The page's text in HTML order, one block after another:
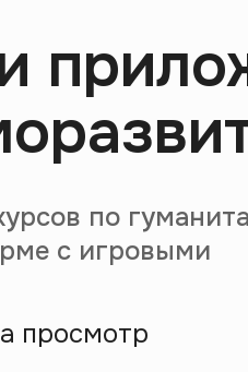
просмотр
по
с игровыми